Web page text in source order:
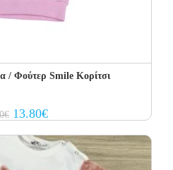
/ Φούτερ Smile Κορίτσι
€ Original
price
23.00€.
13.80€Current
price
13.80€.